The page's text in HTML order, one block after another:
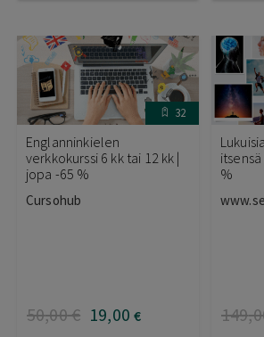
32
Englanninkielen
verkkokurssi 6 kk tai 12 kk |
jopa -65 %
Cursohub
50,00€ 19,00 €
%
149